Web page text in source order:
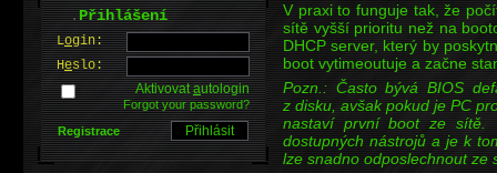
V praxi to funguje tak, že
sítě vyšší prioritu než na
DHCP server, který by
boot vytimeoutuje a začne
Pozn.: Často bývá BIOS
z disku, avšak pokud je PC
nastaví první boot ze sítě.
dostupných nástrojů a je k
lze snadno odposlechnout ze
.Přihlášení
Login:
Heslo:
Aktivovatautologin
Forgot your password?
Registrace